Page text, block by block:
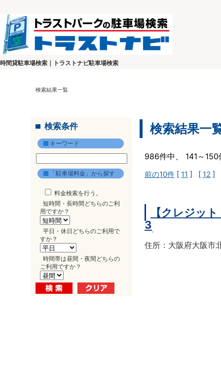
時間貸駐車場検索｜トラストナビ駐車場検索
検索結果一覧
検索条件
キーワード
「駐車場料金」から探す
料金検索を行う。
短時間・長時間どちらのご利
用ですか？
平日・休日どちらのご利用で
すか？
時間帯は昼間・夜間どちらの
ご利用ですか？
検索結果一
986件中、 141～
前の10件 [ 11 ] [ 12 ]
【クレジッ
3
住所：大阪府大阪市